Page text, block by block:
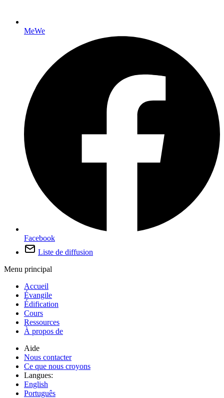
MeWe
Facebook
Liste de diffusion
Menu principal
Accueil
Évangile
Édification
Cours
Ressources
À propos de
Aide
Nous contacter
Ce que nous croyons
Langues:
English
Português